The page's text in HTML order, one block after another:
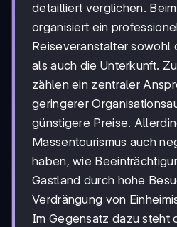
detailliert verglichen.
organisiert ein
Reiseveranstalter sowohl
als auch die Unterkunft.
zählen ein zentraler
geringerer
günstigere Preise.
Massentourismus auch
haben, wie
Gastland durch hohe
Verdrängung von
Im Gegensatz dazu steht